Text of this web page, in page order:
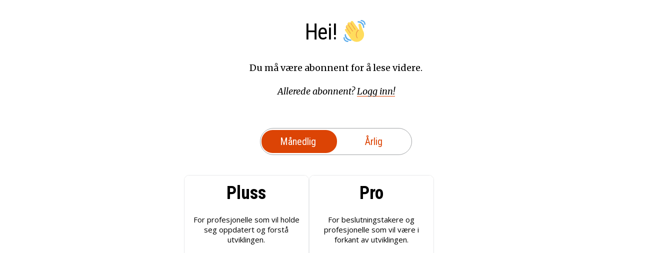
Hei!
Du må være abonnent for å lese videre.
Allerede abonnent?Logg inn!
Månedlig Årlig
Pluss
For profesjonelle som vil holde
seg oppdatert og forstå
utviklingen.
Pro
For beslutningstakere og
profesjonelle som vil være i
forkant av utviklingen.